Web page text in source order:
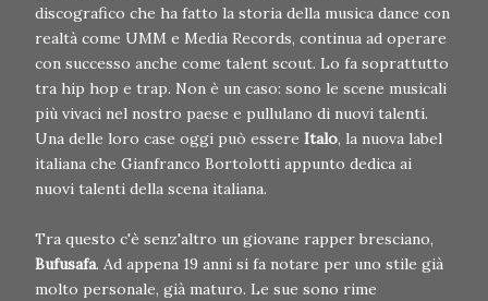
discografico che ha fatto la storia della musica dance con
realtà come UMM e Media Records, continua ad operare
con successo anche come talent scout. Lo fa soprattutto
tra hip hop e trap. Non è un caso: sono le scene musicali
più vivaci nel nostro paese e pullulano di nuovi talenti.
Una delle loro case oggi può essere Italo, la nuova label
italiana che Gianfranco Bortolotti appunto dedica ai
nuovi talenti della scena italiana.
Tra questo c'è senz'altro un giovane rapper bresciano,
Bufusafa. Ad appena 19 anni si fa notare per uno stile già
molto personale, già maturo. Le sue sono rime